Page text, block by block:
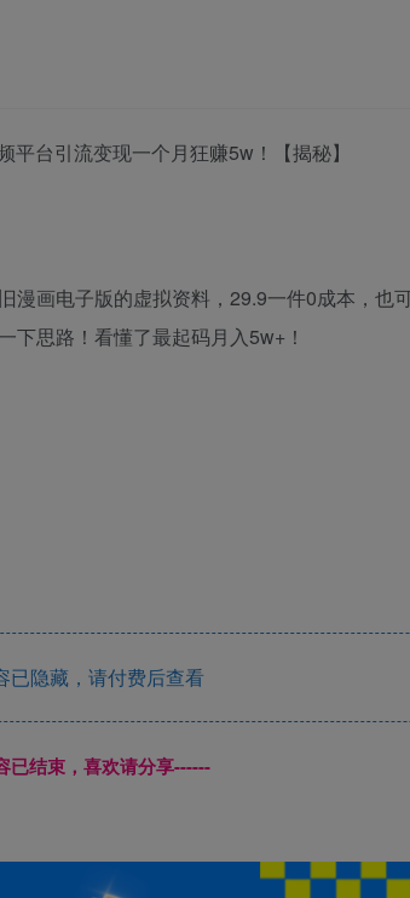
台引流变现一个月狂赚5w！【揭秘】
画电子版的虚拟资料，29.9一件0成本，也
下思路！看懂了最起码月入5w+！
已隐藏，请付费后查看
已结束，喜欢请分享------